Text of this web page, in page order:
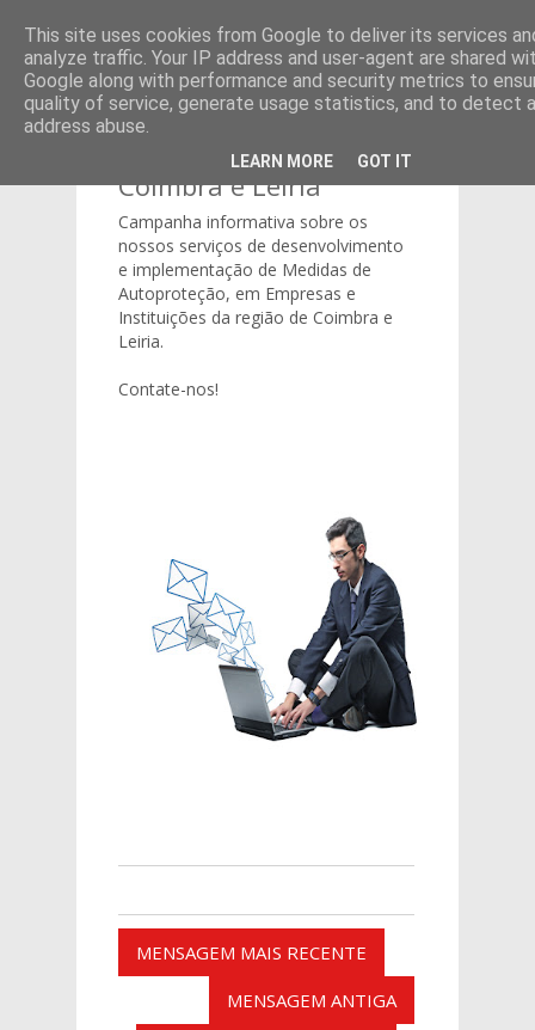
Medidas de
Autoproteção -
Coimbra e Leiria
Campanha informativa sobre os
nossos serviços de desenvolvimento
e implementação de Medidas de
Autoproteção, em Empresas e
Instituições da região de Coimbra e
Leiria.
Contate-nos!
MENSAGEM MAIS RECENTE
MENSAGEM ANTIGA
This site uses cookies from Google to deliver its services
analyze traffic. Your IP address and user-agent are shared
Google along with performance and security metrics to
quality of service, generate usage statistics, and to detect
address abuse.
LEARN MORE GOT IT